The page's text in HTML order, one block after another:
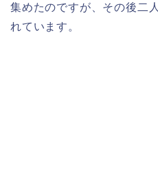
集めたのですが、その後二
れています。